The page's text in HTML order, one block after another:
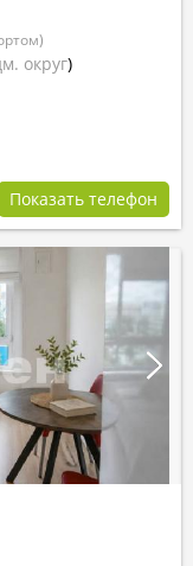
округ)
Показать телефон